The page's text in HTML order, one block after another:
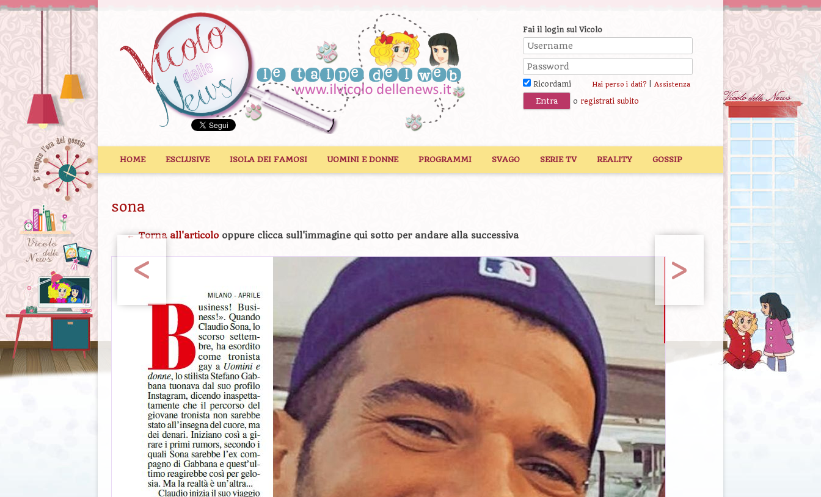
Fai il login sul Vicolo
Ricordami Hai perso i dati?| Assistenza
o registrati subito
HOME ESCLUSIVE ISOLA DEI FAMOSI UOMINI E DONNE PROGRAMMI SVAGO SERIE TV REALITY GOSSIP
sona
← Torna all'articolo oppure clicca sull'immagine qui sotto per andare alla successiva
< >